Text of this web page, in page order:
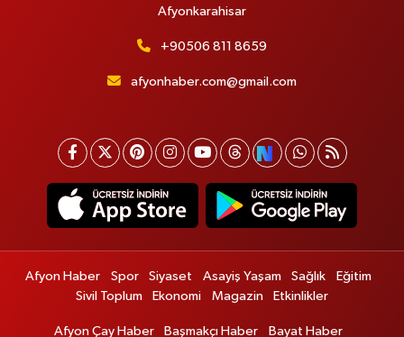
Afyonkarahisar
+90506 811 8659
afyonhaber.com@gmail.com
Afyon Haber Spor Siyaset Asayiş Yaşam Sağlık
Eğitim
Sivil Toplum
Ekonomi Magazin Etkinlikler
Afyon Çay Haber Başmakçı Haber Bayat Haber